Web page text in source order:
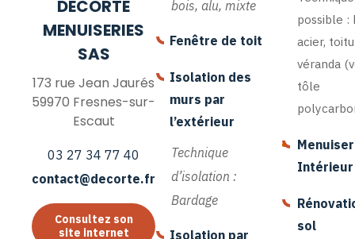
DECORTE
MENUISERIES
SAS
173 rue Jean Jaurés
59970 Fresnes-sur-
Escaut
03 27 34 77 40
contact@decorte.fr
Consultez son
site internet
bois, alu, mixte
Fenêtre de toit
Isolation des
murs par
l’extérieur
Technique
d’isolation :
Bardage
Isolation par
possible :
acier,
véranda
tôle
•
Intérieur
sol